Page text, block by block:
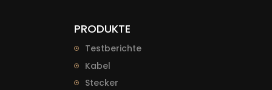
PRODUKTE
Testberichte
Kabel
Stecker